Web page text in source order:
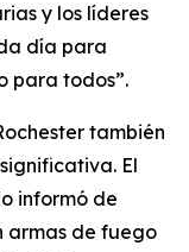
y los líderes
día para
para todos”.
también
El
informó de
armas de fuego